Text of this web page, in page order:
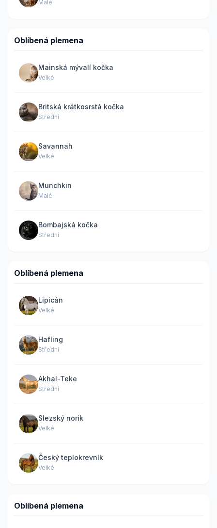
Malé
Oblíbená plemena
Mainská mývalí kočka
Velké
Britská krátkosrstá kočka
Střední
Savannah
Velké
Munchkin
Malé
Bombajská kočka
Střední
Oblíbená plemena
Lipicán
Velké
Hafling
Střední
Akhal-Teke
Střední
Slezský norik
Velké
Český teplokrevník
Velké
Oblíbená plemena